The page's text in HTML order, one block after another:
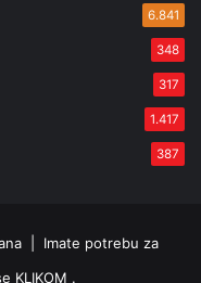
6.841
348
317
1.417
387
| Imate potrebu za
KLIKOM .